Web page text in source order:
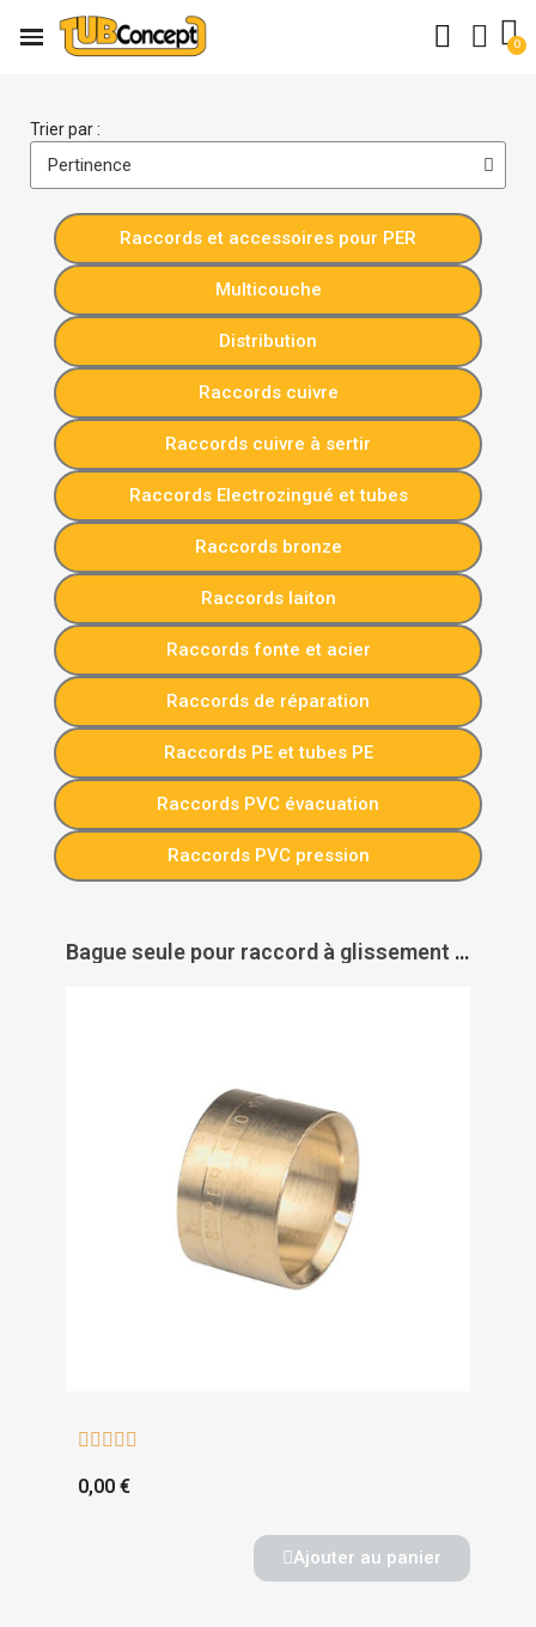
Trier par :
Raccords et accessoires pour PER
Multicouche
Distribution
Raccords cuivre
Raccords cuivre à sertir
Raccords Electrozingué et tubes
Raccords bronze
Raccords laiton
Raccords fonte et acier
Raccords de réparation
Raccords PE et tubes PE
Raccords PVC évacuation
Raccords PVC pression
Bague seule pour raccord à glissement PER Rebun - PAS DE MARQUE
    
0,00 €
Ajouter au panier